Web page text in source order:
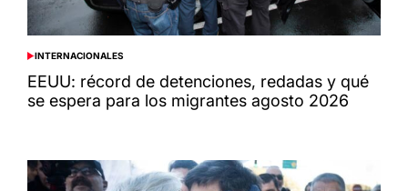
POSTED
IN
INTERNACIONALES
EEUU: récord de detenciones, redadas y qué
se espera para los migrantes agosto 2026